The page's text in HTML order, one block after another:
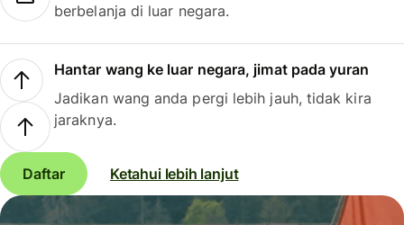
berbelanja di luar negara.
Hantar wang ke luar negara, jimat pada yuran
Jadikan wang anda pergi lebih jauh, tidak kira
jaraknya.
Daftar Ketahui lebih lanjut